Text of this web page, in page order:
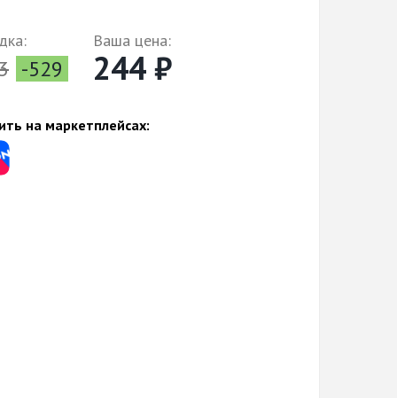
-529
Ваша цена:
244 ₽
на маркетплейсах: